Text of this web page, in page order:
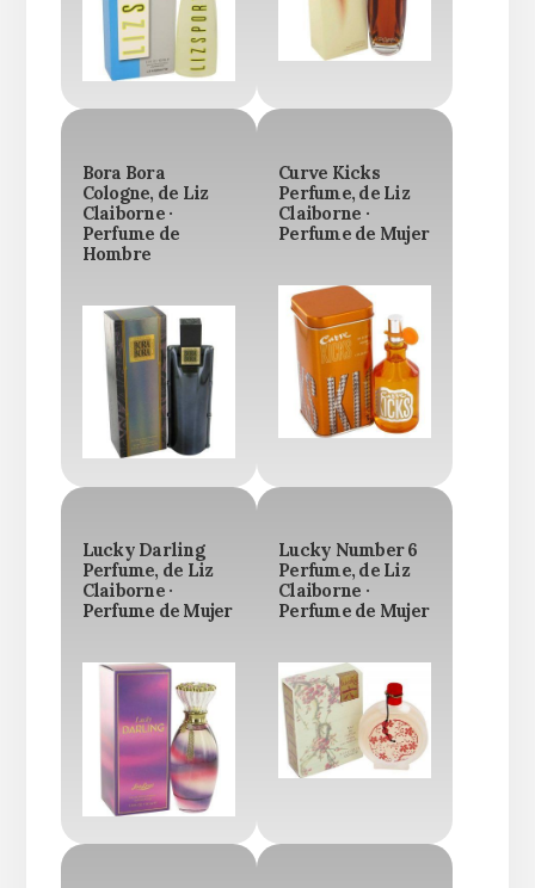
Bora Bora
Cologne, de Liz
Claiborne ·
Perfume de
Hombre
Curve Kicks
Perfume, de Liz
Claiborne ·
Perfume de Mujer
Lucky Darling
Perfume, de Liz
Claiborne ·
Perfume de Mujer
Lucky Number 6
Perfume, de Liz
Claiborne ·
Perfume de Mujer